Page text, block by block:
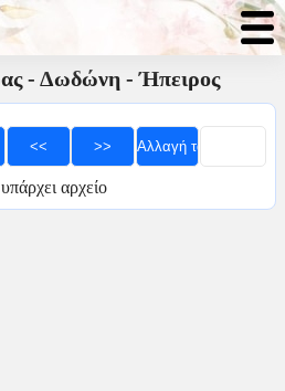
- Δωδώνη - Ήπειρος
αρχείο